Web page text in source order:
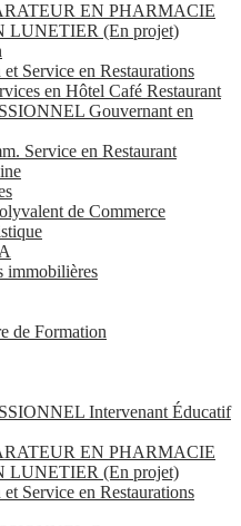
EN PHARMACIE
LUNETIER (En projet)
Service en Restaurations
en Hôtel Café Restaurant
Gouvernant en
Service en Restaurant
de Commerce
immobilières
de Formation
Intervenant Éducatif
EN PHARMACIE
LUNETIER (En projet)
Service en Restaurations